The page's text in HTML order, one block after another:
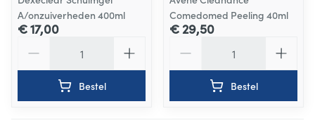
A/onzuiverheden 400ml
€ 17,00
Bestel
Comedomed Peeling 40ml
€ 29,50
Bestel